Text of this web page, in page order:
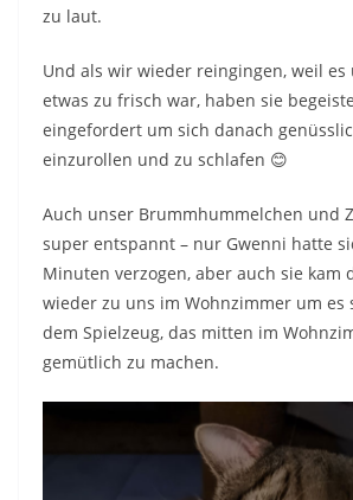
zu laut.
Und als wir wieder reingingen, weil es
etwas zu frisch war, haben sie
eingefordert um sich danach
einzurollen und zu schlafen 😊
Auch unser Brummhummelchen und
super entspannt – nur Gwenni hatte
Minuten verzogen, aber auch sie kam
wieder zu uns im Wohnzimmer um es
dem Spielzeug, das mitten im
gemütlich zu machen.